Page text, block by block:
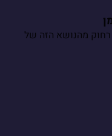
רחוק מהנושא הזה של